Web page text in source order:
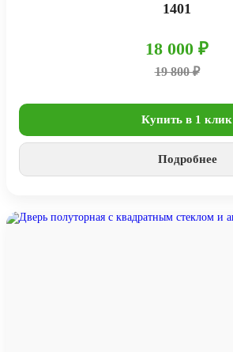
1401
18 000 ₽
19 800 ₽
Купить в 1 клик
Подробнее